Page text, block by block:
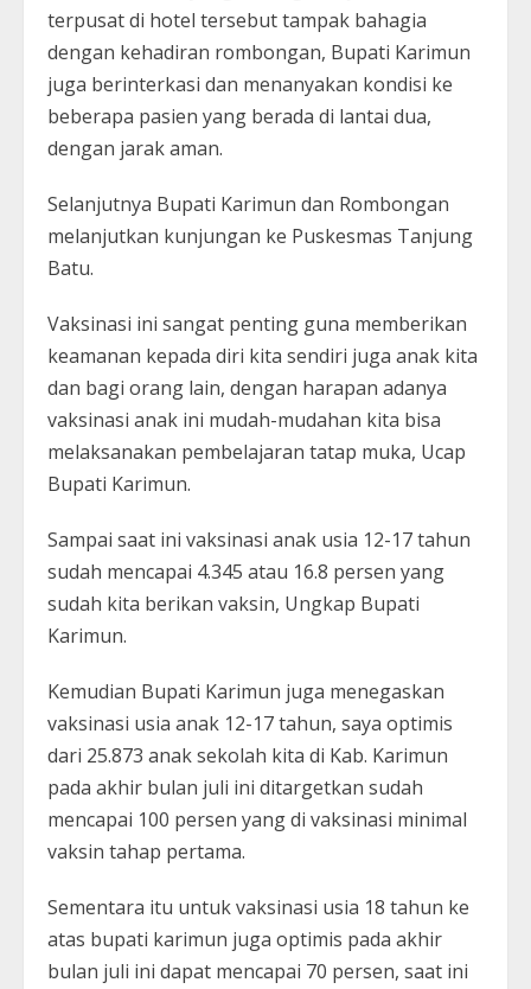
terpusat di hotel tersebut tampak bahagia
dengan kehadiran rombongan, Bupati Karimun
juga berinterkasi dan menanyakan kondisi ke
beberapa pasien yang berada di lantai dua,
dengan jarak aman.
Selanjutnya Bupati Karimun dan Rombongan
melanjutkan kunjungan ke Puskesmas Tanjung
Batu.
Vaksinasi ini sangat penting guna memberikan
keamanan kepada diri kita sendiri juga anak kita
dan bagi orang lain, dengan harapan adanya
vaksinasi anak ini mudah-mudahan kita bisa
melaksanakan pembelajaran tatap muka, Ucap
Bupati Karimun.
Sampai saat ini vaksinasi anak usia 12-17 tahun
sudah mencapai 4.345 atau 16.8 persen yang
sudah kita berikan vaksin, Ungkap Bupati
Karimun.
Kemudian Bupati Karimun juga menegaskan
vaksinasi usia anak 12-17 tahun, saya optimis
dari 25.873 anak sekolah kita di Kab. Karimun
pada akhir bulan juli ini ditargetkan sudah
mencapai 100 persen yang di vaksinasi minimal
vaksin tahap pertama.
Sementara itu untuk vaksinasi usia 18 tahun ke
atas bupati karimun juga optimis pada akhir
bulan juli ini dapat mencapai 70 persen, saat ini